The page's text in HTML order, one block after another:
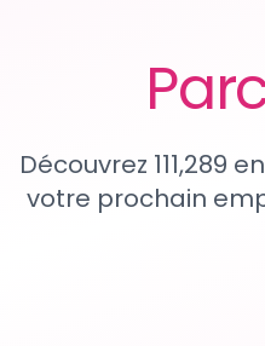
Découvrez 111,289
votre prochain